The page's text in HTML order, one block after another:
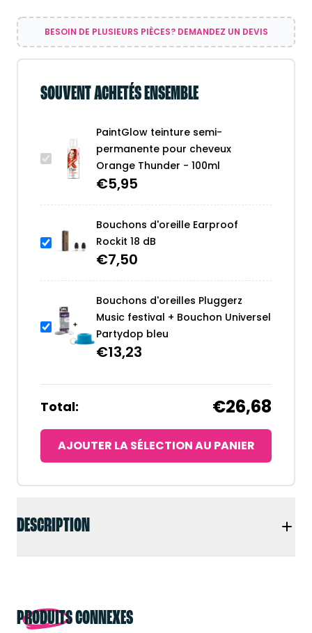
DESCRIPTION
100ml BESOIN DE PLUSIEURS PIÈCES? DEMANDEZ UN DEVIS
SOUVENT ACHETÉS ENSEMBLE
PaintGlow teinture semi-
permanente pour cheveux
Orange Thunder - 100ml
€5,95
Bouchons d'oreille Earproof
Rockit 18 dB
€7,50
Bouchons d'oreilles Pluggerz
Music festival + Bouchon Universel
Partydop bleu
€13,23
Total: €26,68
AJOUTER LA SÉLECTION AU PANIER
PRODUITS CONNEXES